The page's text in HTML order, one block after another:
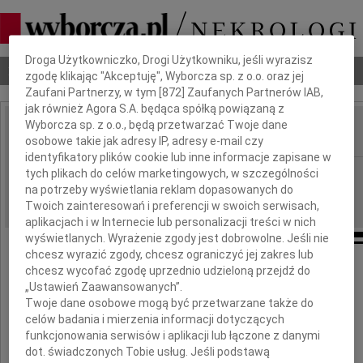
Nekrologi Odeszli Poradnik pogrzebowy
IMIĘ I NAZWISKO:
REGION: Opole
DATA EMISJI: 07.06.2018
Naszej koleżance
Kasi Ostrowskiej
oraz
Dbamy o Twoją prywatność
Droga Użytkowniczko, Drogi Użytkowniku, jeśli wyrazisz
zgodę klikając "Akceptuję", Wyborcza sp. z o.o. oraz jej
Zaufani Partnerzy, w tym [872 ] Zaufanych Partnerów IAB,
jak również Agora S.A. będąca spółką powiązaną z
Wyborcza sp. z o.o., będą przetwarzać Twoje dane
osobowe takie jak adresy IP, adresy e-mail czy
identyfikatory plików cookie lub inne informacje zapisane w
tych plikach do celów marketingowych, w szczególności
na potrzeby wyświetlania reklam dopasowanych do
Twoich zainteresowań i preferencji w swoich serwisach,
aplikacjach i w Internecie lub personalizacji treści w nich
wyświetlanych. Wyrażenie zgody jest dobrowolne. Jeśli nie
chcesz wyrazić zgody, chcesz ograniczyć jej zakres lub
chcesz wycofać zgodę uprzednio udzieloną przejdź do
„Ustawień Zaawansowanych”.
Twoje dane osobowe mogą być przetwarzane także do
celów badania i mierzenia informacji dotyczących
funkcjonowania serwisów i aplikacji lub łączone z danymi
dot. świadczonych Tobie usług. Jeśli podstawą